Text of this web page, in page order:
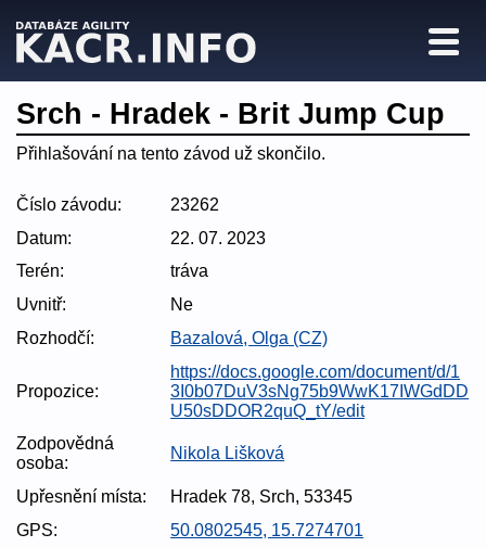
Srch - Hradek - Brit Jump Cup
Přihlašování na tento závod už skončilo.
Číslo závodu:
23262
Datum:
22. 07. 2023
Terén:
tráva
Uvnitř:
Ne
Rozhodčí:
Bazalová, Olga (CZ)
Propozice:
https://docs.google.com/document/d/1
3I0b07DuV3sNg75b9WwK17IWGdDD
U50sDDOR2quQ_tY/edit
Zodpovědná
osoba:
Nikola Lišková
Upřesnění místa:
Hradek 78, Srch, 53345
GPS:
50.0802545, 15.7274701